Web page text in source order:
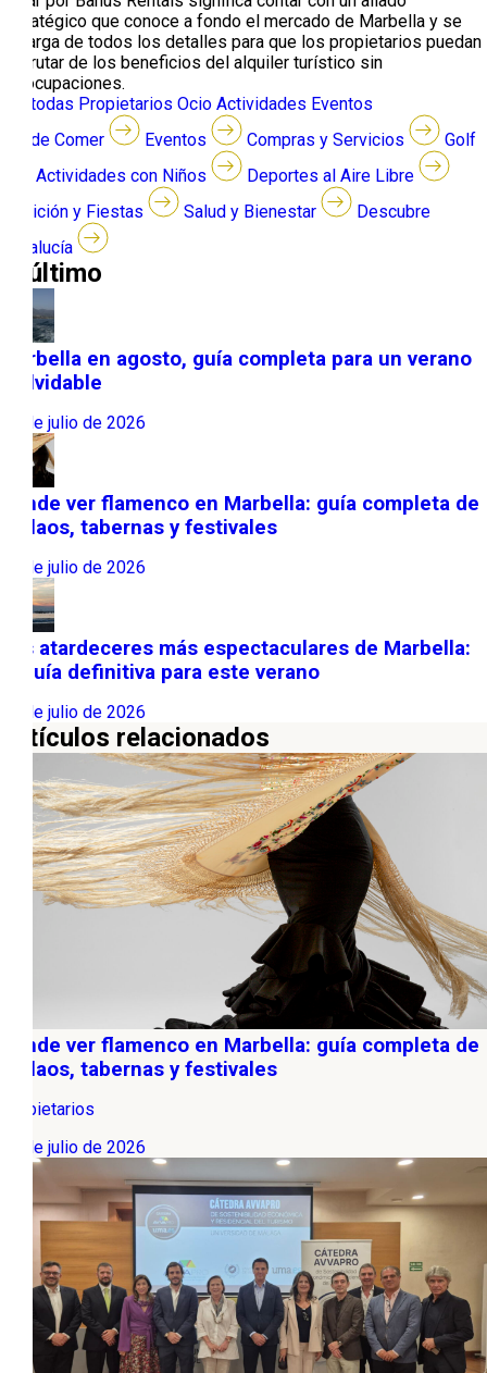
estratégico que conoce a fondo el mercado de Marbella y se
encarga de todos los detalles para que los propietarios puedan
disfrutar de los beneficios del alquiler turístico sin
preocupaciones.
Ver todas Propietarios Ocio Actividades Eventos
Dónde Comer
Eventos Compras y Servicios
Golf
Actividades con Niños
Deportes al Aire Libre
Tradición y Fiestas
Salud y Bienestar
Descubre
Andalucía
lo último
Marbella en agosto, guía completa para un verano
inolvidable
31 de julio de 2026
Dónde ver flamenco en Marbella: guía completa de
tablaos, tabernas y festivales
22 de julio de 2026
Los atardeceres más espectaculares de Marbella:
la guía definitiva para este verano
13 de julio de 2026
Artículos relacionados
Dónde ver flamenco en Marbella: guía completa de
tablaos, tabernas y festivales
Propietarios
22 de julio de 2026